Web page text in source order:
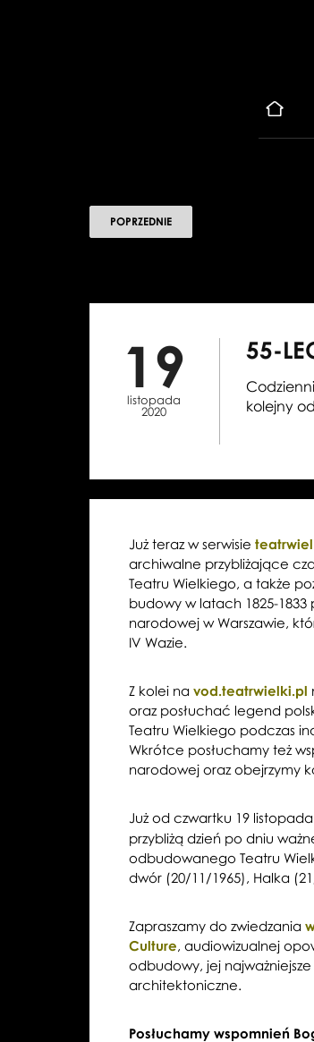
POPRZEDNIE
19
listopada
2020
55-
kolejny
Już teraz w serwisie
archiwalne przybliżające
Teatru Wielkiego, a także
budowy w latach 1825-1833
narodowej w Warszawie,
IV Wazie.
Z kolei na vod.teatrwielki.pl
oraz posłuchać legend
Teatru Wielkiego podczas
Wkrótce posłuchamy też
narodowej oraz obejrzymy
Już od czwartku 19
przybliżą dzień po dniu
odbudowanego Teatru
dwór (20/11/1965), Halka
Zapraszamy do zwiedzania
Culture, audiowizualnej
odbudowy, jej
architektoniczne.
Posłuchamy wspomnień